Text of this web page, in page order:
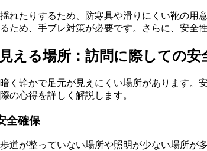
れたりするため、防寒具や滑りにくい靴の
ため、手ブレ対策が必要です。さらに、安全
える場所：訪問に際しての
く静かで足元が見えにくい場所があります
の心得を詳しく解説します。
全確保
道が整っていない場所や照明が少ない場所